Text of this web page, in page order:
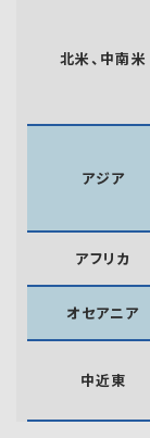
北米、中南米
アジア
アフリカ
オセアニア
中近東